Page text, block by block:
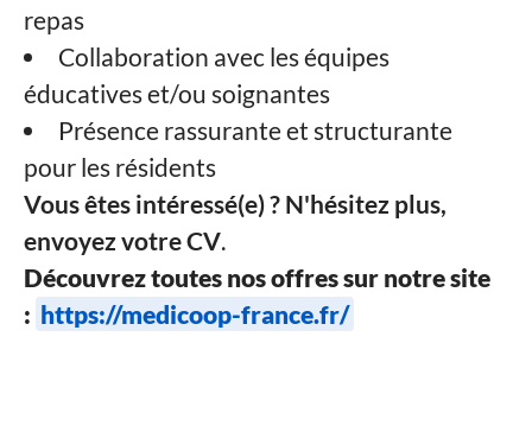
repas
Collaboration avec les équipes
éducatives et/ou soignantes
Présence rassurante et structurante
pour les résidents
Vous êtes intéressé(e) ? N'hésitez plus,
envoyez votre CV.
Découvrez toutes nos offres sur notre site
: https://medicoop-france.fr/